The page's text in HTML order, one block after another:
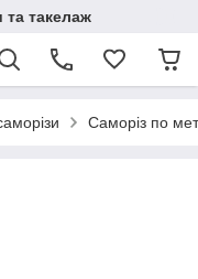
та такелаж
Саморіз по